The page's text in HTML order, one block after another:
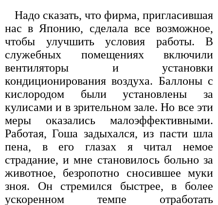
Надо сказать, что фирма, пригласившая
нас в Японию, сделала все возможное,
чтобы улучшить условия работы. В
служебных помещениях включили
вентиляторы и установки
кондиционирования воздуха. Баллоны с
кислородом были установлены за
кулисами и в зрительном зале. Но все эти
меры оказались малоэффективными.
Работая, Гоша задыхался, из пасти шла
пена, в его глазах я читал немое
страдание, и мне становилось больно за
животное, безропотно сносившее муки
зноя. Он стремился быстрее, в более
ускоренном темпе отработать